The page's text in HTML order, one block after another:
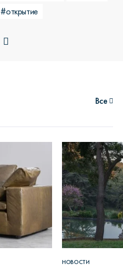
#открытие
Все
НОВОСТИ